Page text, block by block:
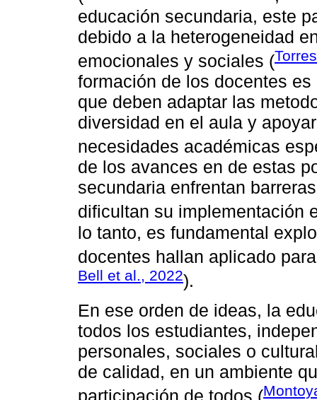
educación secundaria, este
debido a la heterogeneidad
emocionales y sociales (
formación de los docentes
que deben adaptar las
diversidad en el aula y
necesidades académicas
de los avances en de estas
secundaria enfrentan
dificultan su implementación
lo tanto, es fundamental
docentes hallan aplicado
Bell et al., 2022).
En ese orden de ideas, la
todos los estudiantes,
personales, sociales o
de calidad, en un ambiente